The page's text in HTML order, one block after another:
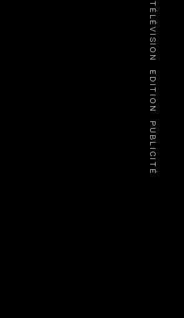
TÉLÉVISION
EDITION
PUBLICITÉ